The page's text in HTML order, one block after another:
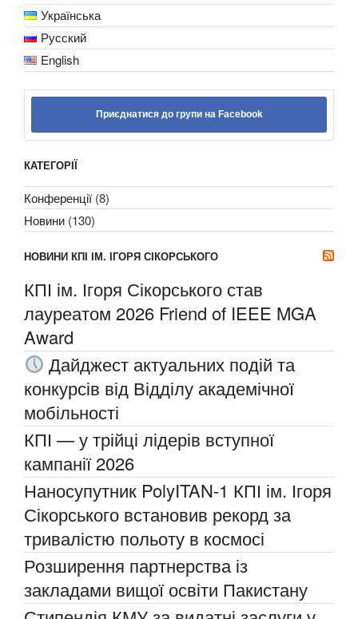
Українська
Русский
English
Приєднатися до групи на Facebook
КАТЕГОРІЇ
Конференції (8)
Новини (130)
НОВИНИ КПІ ІМ. ІГОРЯ СІКОРСЬКОГО
КПІ ім. Ігоря Сікорського став
лауреатом 2026 Friend of IEEE MGA
Award
Дайджест актуальних подій та
конкурсів від Відділу академічної
мобільності
КПІ — у трійці лідерів вступної
кампанії 2026
Наносупутник PolyITAN-1 КПІ ім. Ігоря
Сікорського встановив рекорд за
тривалістю польоту в космосі
Розширення партнерства із
закладами вищої освіти Пакистану